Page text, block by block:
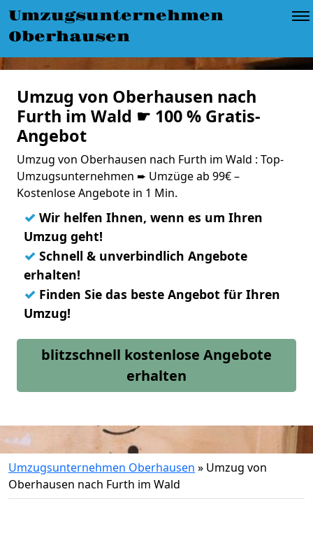
Umzugsunternehmen
Oberhausen
Umzug von Oberhausen nach
Furth im Wald ☛ 100 % Gratis-
Angebot
Umzug von Oberhausen nach Furth im Wald : Top-
Umzugsunternehmen ➨ Umzüge ab 99€ –
Kostenlose Angebote in 1 Min.
✓ Wir helfen Ihnen, wenn es um Ihren
Umzug geht!
✓ Schnell & unverbindlich Angebote
erhalten!
✓ Finden Sie das beste Angebot für Ihren
Umzug!
blitzschnell kostenlose Angebote
erhalten
Umzugsunternehmen Oberhausen » Umzug von
Oberhausen nach Furth im Wald